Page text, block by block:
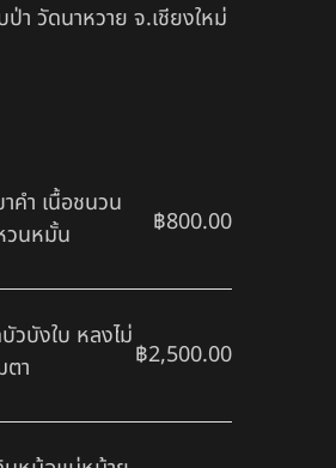
า วัดนาหวาย จ.เชียงใหม่
คำ เนื้อชนวน
วนหมั้น
฿800.00
วบังใบ หลงไม่
า
฿2,500.00